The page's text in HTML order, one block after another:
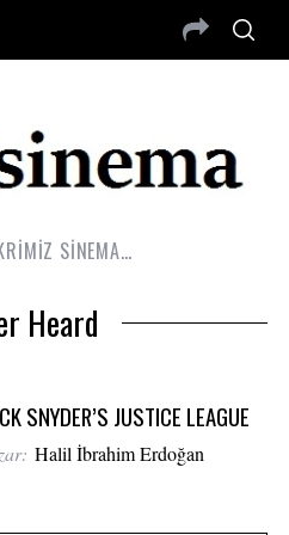
SİNEMA…
Heard
SNYDER’S JUSTICE LEAGUE
Halil İbrahim Erdoğan